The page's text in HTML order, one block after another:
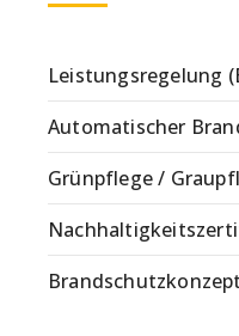
Leistungsregelung
Automatischer
Grünpflege /